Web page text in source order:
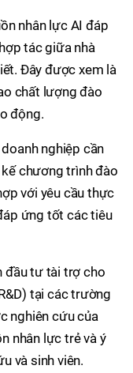
nhân lực AI đáp
tác giữa nhà
Đây được xem là
chất lượng đào
động.
nghiệp cần
chương trình đào
với yêu cầu thực
ứng tốt các tiêu
đầu tư tài trợ cho
tại các trường
nghiên cứu của
nhân lực trẻ và ý
và sinh viên.